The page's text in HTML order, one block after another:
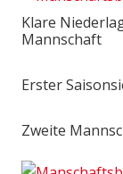
Klare
Mannschaft
Erster
Zweite